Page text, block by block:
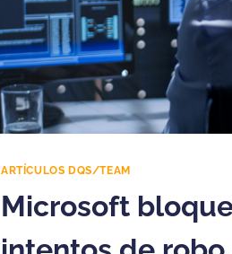
ARTÍCULOS DQS/TEAM
Microsoft